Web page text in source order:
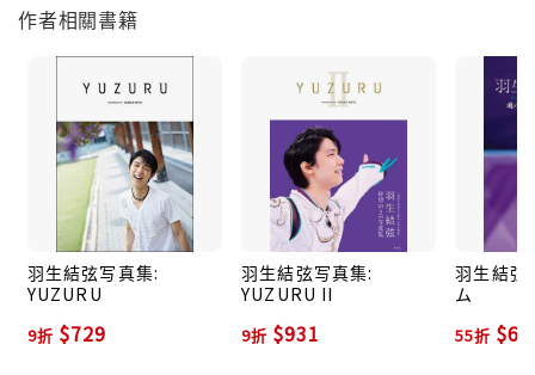
作者相關書籍
羽生結弦写真集:
YUZURU
9折 $729
羽生結弦写真集:
YUZURU II
9折 $931
羽生結弦
ム
55折